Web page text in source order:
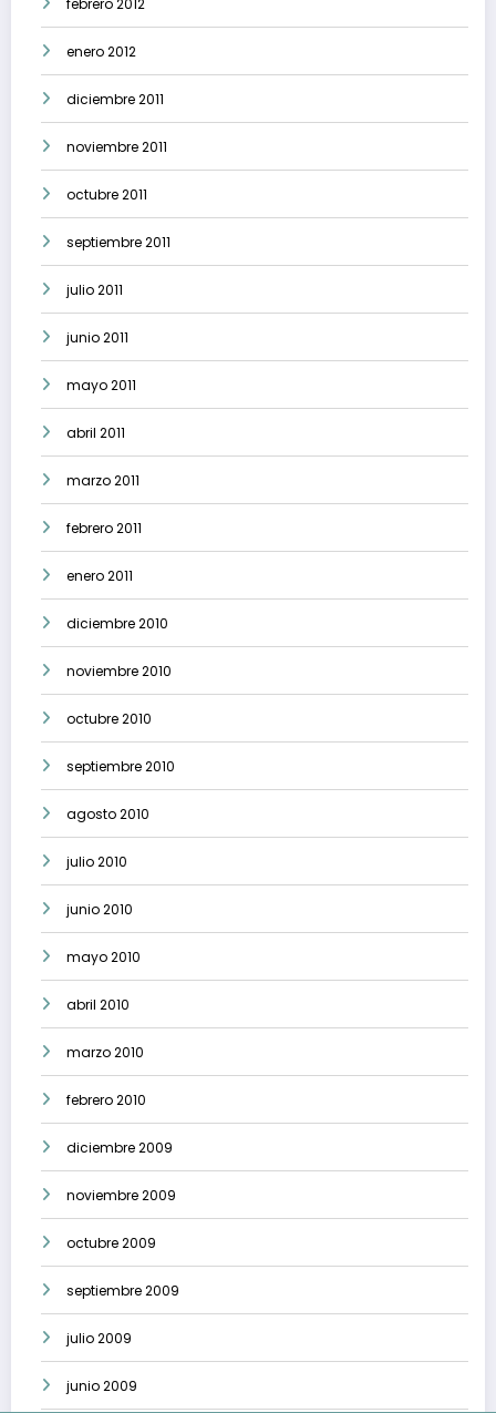
febrero 2012
enero 2012
diciembre 2011
noviembre 2011
octubre 2011
septiembre 2011
julio 2011
junio 2011
mayo 2011
abril 2011
marzo 2011
febrero 2011
enero 2011
diciembre 2010
noviembre 2010
octubre 2010
septiembre 2010
agosto 2010
julio 2010
junio 2010
mayo 2010
abril 2010
marzo 2010
febrero 2010
diciembre 2009
noviembre 2009
octubre 2009
septiembre 2009
julio 2009
junio 2009